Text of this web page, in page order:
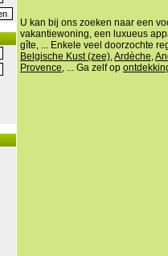
U kan bij ons zoeken naar een
vakantiewoning, een luxueus
gîte, ... Enkele veel doorzochte
Belgische Kust (zee) Ardèche
Provence , ... Ga zelf op